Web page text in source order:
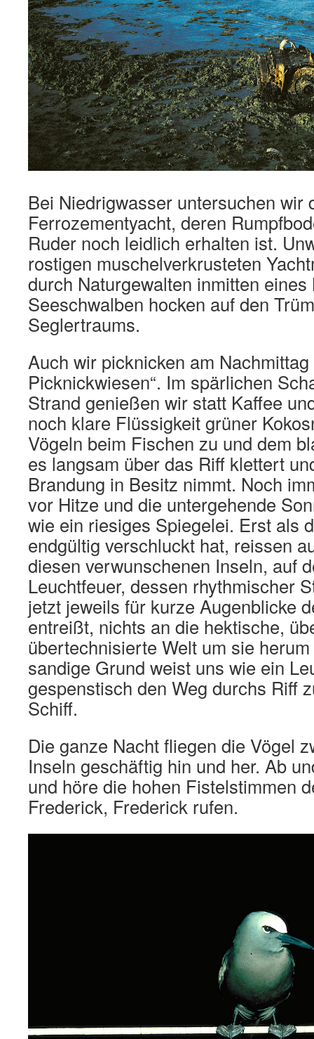
Bei Niedrigwasser untersuchen wir
Ferrozementyacht, deren
Ruder noch leidlich erhalten ist.
rostigen muschelverkrusteten
durch Naturgewalten inmitten
Seeschwalben hocken auf den
Seglertraums.
Auch wir picknicken am Nachmittag
Picknickwiesen“. Im spärlichen
Strand genießen wir statt Kaffee
noch klare Flüssigkeit grüner
Vögeln beim Fischen zu und dem
es langsam über das Riff klettert
Brandung in Besitz nimmt. Noch
vor Hitze und die untergehende
wie ein riesiges Spiegelei. Erst als
endgültig verschluckt hat, reissen
diesen verwunschenen Inseln, auf
Leuchtfeuer, dessen rhythmischer
jetzt jeweils für kurze Augenblicke
entreißt, nichts an die hektische,
übertechnisierte Welt um sie
sandige Grund weist uns wie ein
gespenstisch den Weg durchs Riff
Schiff.
Die ganze Nacht fliegen die Vögel
Inseln geschäftig hin und her. Ab
und höre die hohen Fistelstimmen
Frederick, Frederick rufen.